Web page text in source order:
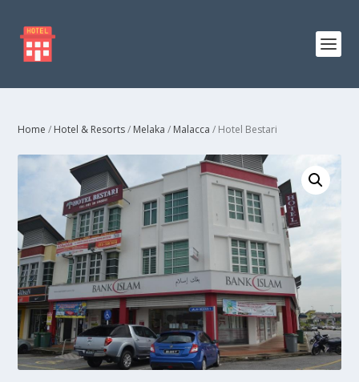
Home / Hotel & Resorts/ Melaka / Malacca / Hotel Bestari